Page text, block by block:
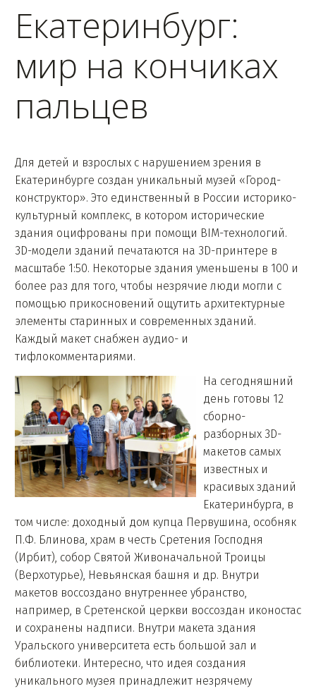
Екатеринбург:
мир на кончиках
пальцев
Для детей и взрослых с нарушением зрения в
Екатеринбурге создан уникальный музей «Город-
конструктор». Это единственный в России историко-
культурный комплекс, в котором исторические
здания оцифрованы при помощи BIM-технологий.
3D-модели зданий печатаются на 3D-принтере в
масштабе 1:50. Некоторые здания уменьшены в 100 и
более раз для того, чтобы незрячие люди могли с
помощью прикосновений ощутить архитектурные
элементы старинных и современных зданий.
Каждый макет снабжен аудио- и
тифлокомментариями.
На сегодняшний
день готовы 12
сборно-
разборных 3D-
макетов самых
известных и
красивых зданий
Екатеринбурга, в
том числе: доходный дом купца Первушина, особняк
П.Ф. Блинова, храм в честь Сретения Господня
(Ирбит), собор Святой Живоначальной Троицы
(Верхотурье), Невьянская башня и др. Внутри
макетов воссоздано внутреннее убранство,
например, в Сретенской церкви воссоздан иконостас
и сохранены надписи. Внутри макета здания
Уральского университета есть большой зал и
библиотеки. Интересно, что идея создания
уникального музея принадлежит незрячему